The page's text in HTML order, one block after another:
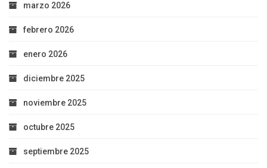
marzo 2026
febrero 2026
enero 2026
diciembre 2025
noviembre 2025
octubre 2025
septiembre 2025